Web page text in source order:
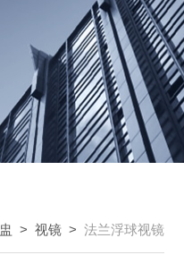
> 视镜 > 法兰浮球视镜